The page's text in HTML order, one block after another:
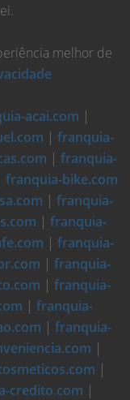
melhor de
acai.com |
| franquia-
| franquia-
franquia-bike.com
| franquia-
| franquia-
| franquia-
| franquia-
| franquia-
| franquia-
| franquia-
|
|
credito.com |